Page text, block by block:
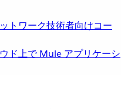
トワーク技術者向けコー
ド上で Mule アプリケーシ